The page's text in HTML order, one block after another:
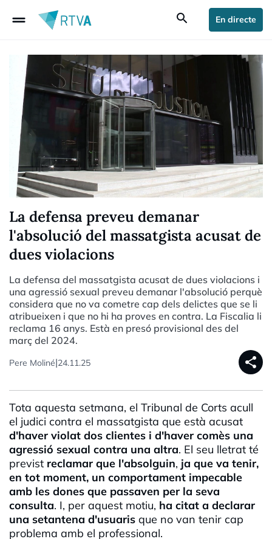
drag_handle search En directe
La defensa preveu demanar
l'absolució del massatgista acusat de
dues violacions
La defensa del massatgista acusat de dues violacions i
una agressió sexual preveu demanar l'absolució perquè
considera que no va cometre cap dels delictes que se li
atribueixen i que no hi ha proves en contra. La Fiscalia li
reclama 16 anys. Està en presó provisional des del
març del 2024.
Pere Moliné|24.11.25 share
Tota aquesta setmana, el Tribunal de Corts acull
el judici contra el massatgista que està acusat
d'haver violat dos clientes i d'haver comès una
agressió sexual contra una altra. El seu lletrat té
previst reclamar que l'absolguin, ja que va tenir,
en tot moment, un comportament impecable
amb les dones que passaven per la seva
consulta. I, per aquest motiu, ha citat a declarar
una setantena d'usuaris que no van tenir cap
problema amb el professional.